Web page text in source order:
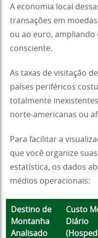
A economia local
transações em
ou ao euro,
consciente.
As taxas de visitação
países periféricos
totalmente
norte-americanas ou
Para facilitar a
que você organize
estatística, os dados
médios operacionais:
Destino de
Montanha
Analisado
Custo
Diário